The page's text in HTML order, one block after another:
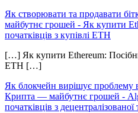
Як створювати та продавати
майбутнє грошей - Як купити
початківців з купівлі ETH
[…] Як купити Ethereum:
ETH […]
Як блокчейн вирішує проблему
Крипта — майбутнє грошей -
початківців з